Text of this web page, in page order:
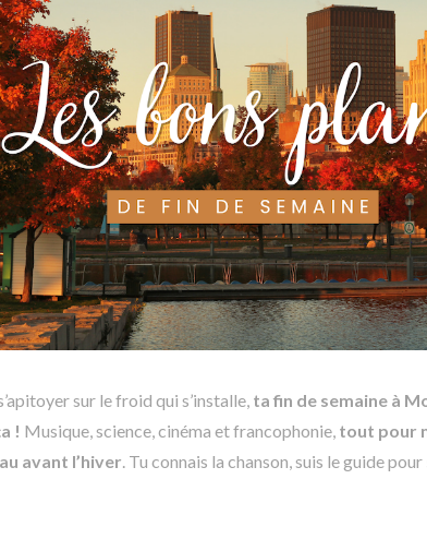
sur le froid qui s’installe, ta fin de semaine à
! Musique, science, cinéma et francophonie, tout pour
avant l’hiver. Tu connais la chanson, suis le guide pour